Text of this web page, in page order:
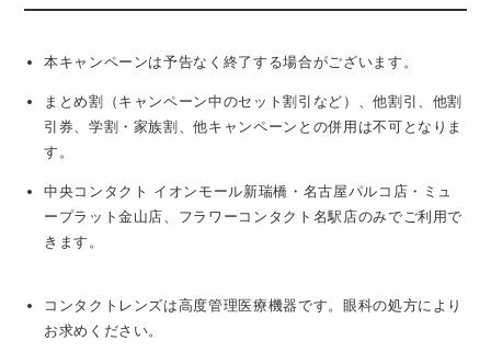
本キャンペーンは予告なく終了する場合がございます。
まとめ割（キャンペーン中のセット割引など）、他割引、他割
引券、学割・家族割、他キャンペーンとの併用は不可となりま
す。
中央コンタクト イオンモール新瑞橋・名古屋パルコ店・ミュ
ープラット金山店、フラワーコンタクト名駅店のみでご利用で
きます。
コンタクトレンズは高度管理医療機器です。眼科の処方により
お求めください。